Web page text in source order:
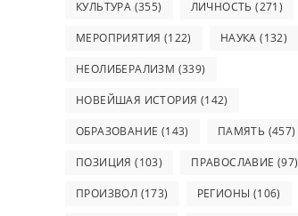
КУЛЬТУРА (355) ЛИЧНОСТЬ (271)
МЕРОПРИЯТИЯ (122) НАУКА (132)
НЕОЛИБЕРАЛИЗМ (339)
НОВЕЙШАЯ ИСТОРИЯ (142)
ОБРАЗОВАНИЕ (143) ПАМЯТЬ (457)
ПОЗИЦИЯ (103) ПРАВОСЛАВИЕ (97)
ПРОИЗВОЛ (173) РЕГИОНЫ (106)